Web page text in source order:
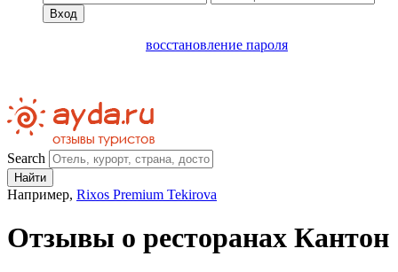
Вход
восстановление пароля
Search
Найти
Например, Rixos Premium Tekirova
Отзывы о ресторанах Кантон